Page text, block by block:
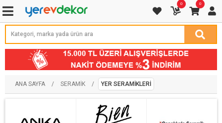
0 0
ANA SAYFA / SERAMIK / YER SERAMIKLERI